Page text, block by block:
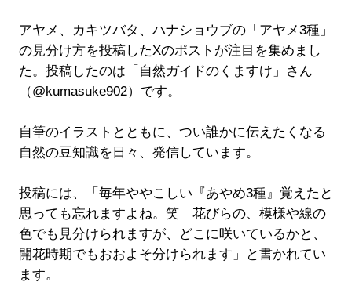
アヤメ、カキツバタ、ハナショウブの「アヤメ3種」
の見分け方を投稿したXのポストが注目を集めまし
た。投稿したのは「自然ガイドのくますけ」さん
（@kumasuke902）です。
自筆のイラストとともに、つい誰かに伝えたくなる
自然の豆知識を日々、発信しています。
投稿には、「毎年ややこしい『あやめ3種』覚えたと
思っても忘れますよね。笑 花びらの、模様や線の
色でも見分けられますが、どこに咲いているかと、
開花時期でもおおよそ分けられます」と書かれてい
ます。